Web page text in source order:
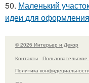
50. Маленький
идеи для
© 2026 Интерьер и Декор
Контакты
Политика конфидециальности